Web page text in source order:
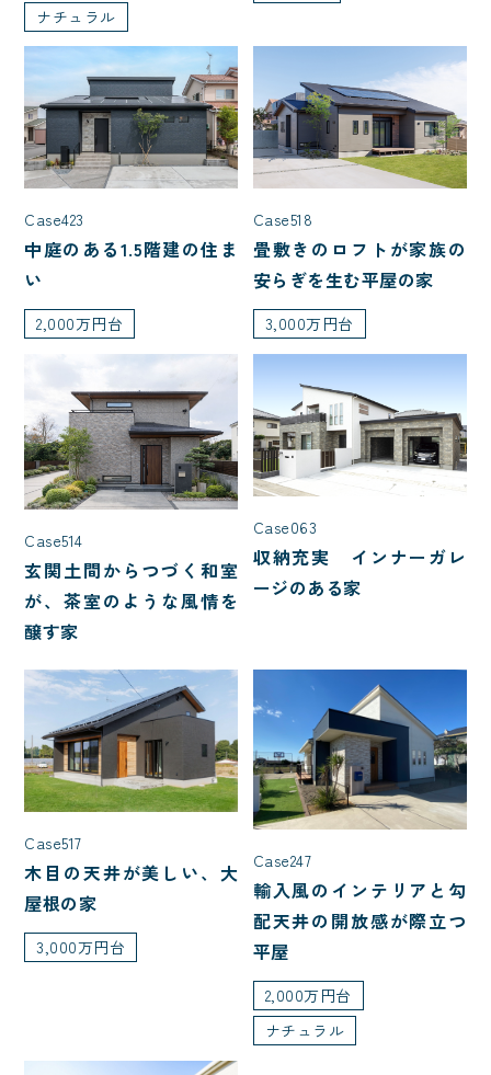
ナチュラル
Case423
中庭のある1.5階建の住ま
い
2,000万円台
Case518
畳敷きのロフトが家族の
安らぎを生む平屋の家
3,000万円台
Case514
玄関土間からつづく和室
が、茶室のような風情を
醸す家
Case063
収納充実 インナーガレ
ージのある家
Case517
木目の天井が美しい、大
屋根の家
3,000万円台
Case247
輸入風のインテリアと勾
配天井の開放感が際立つ
平屋
2,000万円台
ナチュラル
部屋数
4LDK 5LDK 7LDK
2LDK
3LDK
30代で建てた家
40代で建てた家
50代で建てた家
20代で建てた家
入居人数
4人家族(子ども2人)
5人以上
夫婦2人暮らし
3人家族(子ども1人)
階数
2階建て
種類
二世帯住宅
店舗併用住宅
特殊建築
屋根型
切妻
寄棟
こだわり・性能